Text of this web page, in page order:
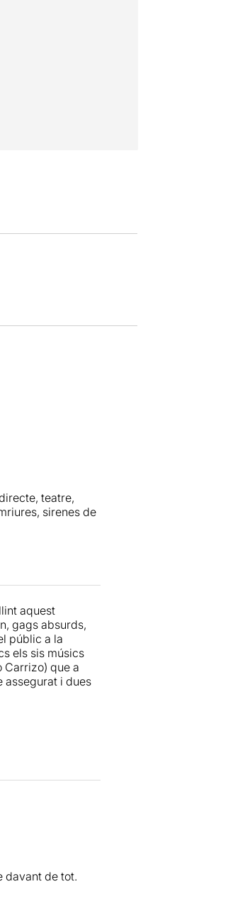
teatre,
sirenes de
per un
coses que
coses que
el cap quan
ballaràs i
colla
aquest
gags absurds,
públic a la
els sis músics
Carrizo) que a
assegurat i dues
davant de tot.